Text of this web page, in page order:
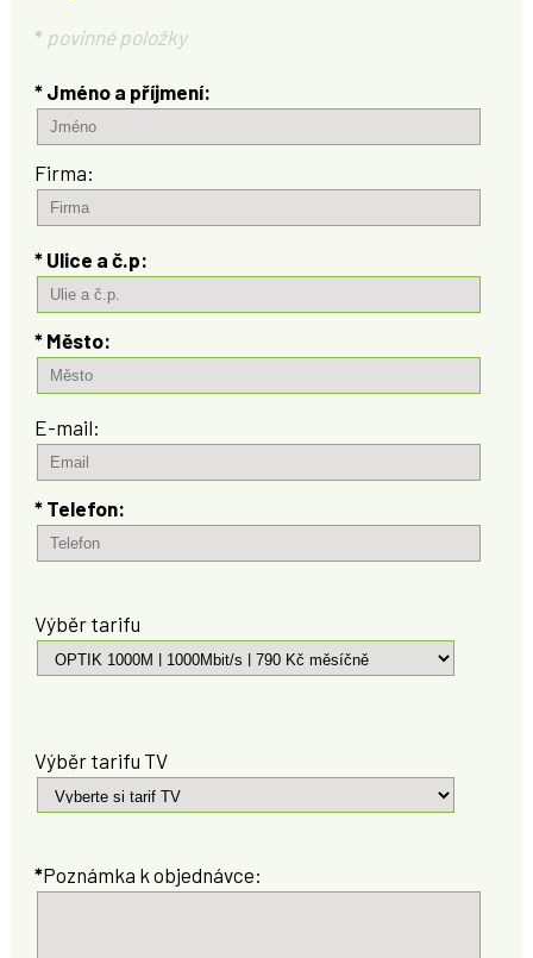
* povinné položky
* Jméno a příjmení:
Firma:
* Ulice a č.p:
* Město:
E-mail:
* Telefon:
Výběr tarifu
Výběr tarifu TV
*Poznámka k objednávce: